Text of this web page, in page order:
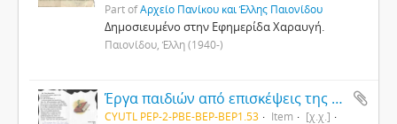
Part ofΑρχείο Πανίκου και Έλλης Παιονίδου
Δημοσιευμένο στην Εφημερίδα Χαραυγή.
Παιονίδου, Έλλη (1940-)
Έργα παιδιών από επισκέψεις της Έλλης Παιονίδου σε σχολεία
CYUTL PEP-2-PBE-ΒΕP-BEP1.53 Item
[χ.χ.]